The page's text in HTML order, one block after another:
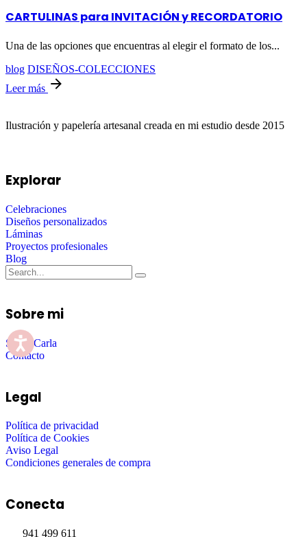
CARTULINAS para INVITACIÓN y RECORDATORIO
Una de las opciones que encuentras al elegir el formato de los...
blog DISEÑOS-COLECCIONES
Leer más
Ilustración y papelería artesanal creada en mi estudio desde 2015
Explorar
Celebraciones
Diseños personalizados
Láminas
Proyectos profesionales
Blog
Sobre mi
Sobre Carla
Contacto
Legal
Política de privacidad
Política de Cookies
Aviso Legal
Condiciones generales de compra
Conecta
941 499 611